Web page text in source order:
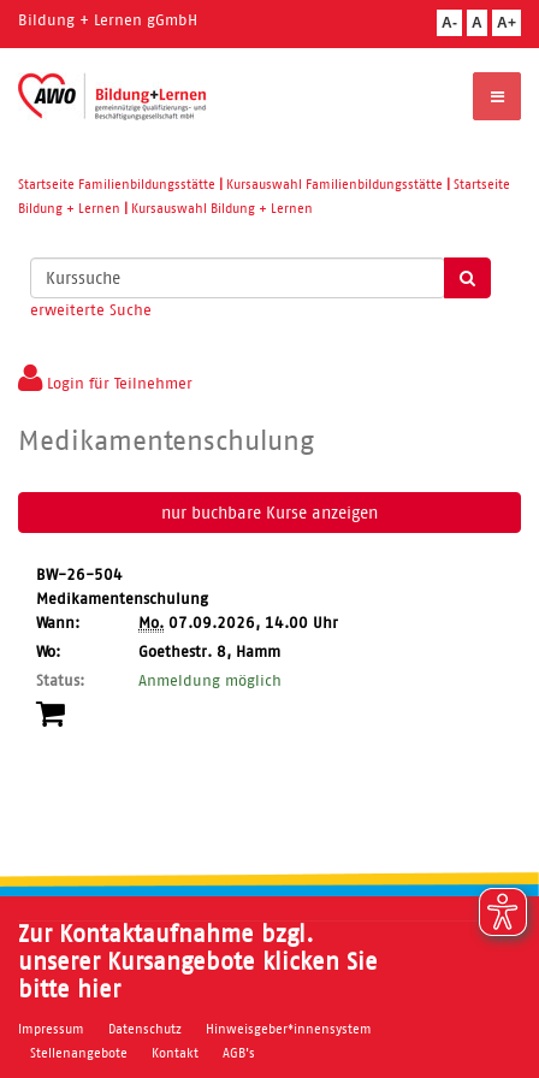
Bildung + Lernen gGmbH A- A A+
Startseite Familienbildungsstätte Kursauswahl Familienbildungsstätte
Startseite
Bildung + Lernen
Kursauswahl Bildung + Lernen
Kurse
suchen
erweiterte Suche
Login für Teilnehmer
Medikamentenschulung
nur buchbare Kurse anzeigen
BW-26-504
Medikamentenschulung
Wann:
Mo. 07.09.2026, 14.00 Uhr
Wo:
,
Ort:
Goethestr. 8, Hamm
Status:
Anmeldung möglich
Zur Kontaktaufnahme bzgl.
unserer Kursangebote klicken Sie
bitte hier
Impressum Datenschutz
Hinweisgeber*innensystem
Stellenangebote
Kontakt AGB's